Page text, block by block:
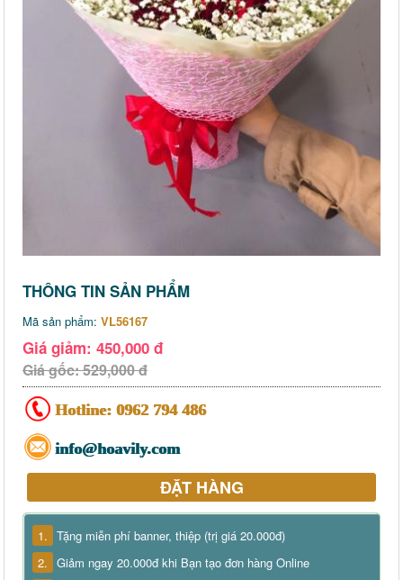
THÔNG TIN SẢN PHẨM
Mã sản phẩm: VL56167
Giá giảm: 450,000 đ
Giá gốc: 529,000 đ
Hotline: 0962 794 486
info@hoavily.com
ĐẶT HÀNG
1. Tặng miễn phí banner, thiệp (trị giá 20.000đ)
2. Giảm ngay 20.000đ khi Bạn tạo đơn hàng Online